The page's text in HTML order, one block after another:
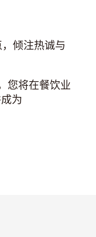
倾注热诚与
您将在餐饮业
为